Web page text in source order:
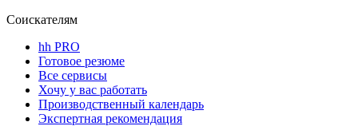
Соискателям
hh PRO
Готовое резюме
Все сервисы
Хочу у вас работать
Производственный календарь
Экспертная рекомендация